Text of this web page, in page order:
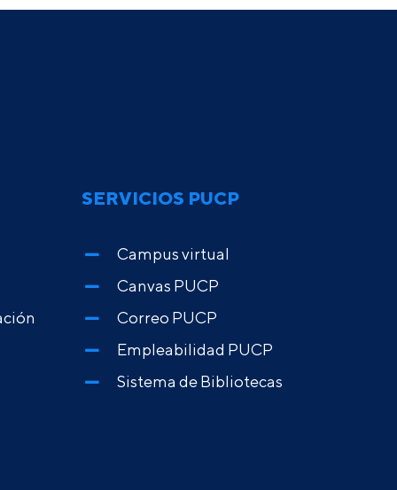
SERVICIOS PUCP
Campus virtual
Canvas PUCP
Correo PUCP
Empleabilidad PUCP
Sistema de Bibliotecas